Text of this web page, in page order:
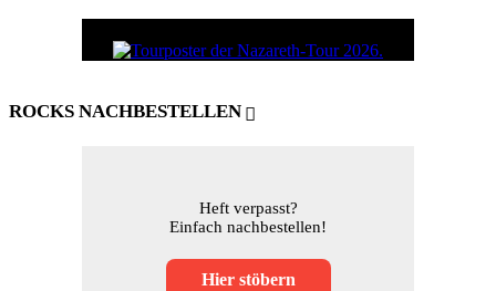
ROCKS NACHBESTELLEN
Heft verpasst?
Einfach nachbestellen!
Hier stöbern